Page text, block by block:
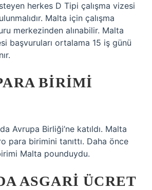
herkes D Tipi çalışma vizesi
Malta için çalışma
merkezinden alınabilir. Malta
başvuruları ortalama 15 iş günü
BIRIMI
Avrupa Birliği’ne katıldı. Malta
para birimini tanıttı. Daha önce
Malta pounduydu.
ASGARI ÜCRET